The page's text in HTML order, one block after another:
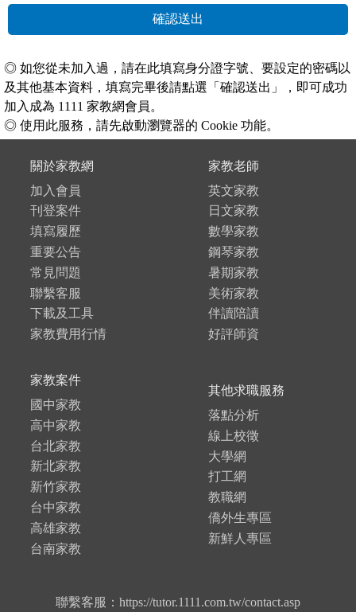
確認送出
◎ 如您從未加入過，請在此填寫身分證字號、要設定的密碼以
及其他基本資料，填寫完畢後請點選「確認送出」，即可成功
加入成為 1111 家教網會員。
◎ 使用此服務，請先啟動瀏覽器的 Cookie 功能。
關於家教網
加入會員
刊登案件
填寫履歷
重要公告
常見問題
聯繫客服
下載及工具
家教費用行情
家教老師
英文家教
日文家教
數學家教
鋼琴家教
暑期家教
美術家教
伴讀陪讀
好評師資
家教案件
國中家教
高中家教
台北家教
新北家教
新竹家教
台中家教
高雄家教
台南家教
其他求職服務
落點分析
線上校徵
大學網
打工網
教職網
僑外生專區
新鮮人專區
聯繫客服：https://tutor.1111.com.tw/contact.asp